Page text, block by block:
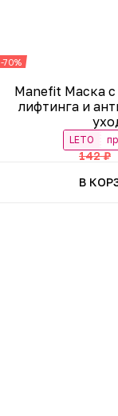
-70%
Manefit Маска
лифтинга и
LETO
142 ₽
В